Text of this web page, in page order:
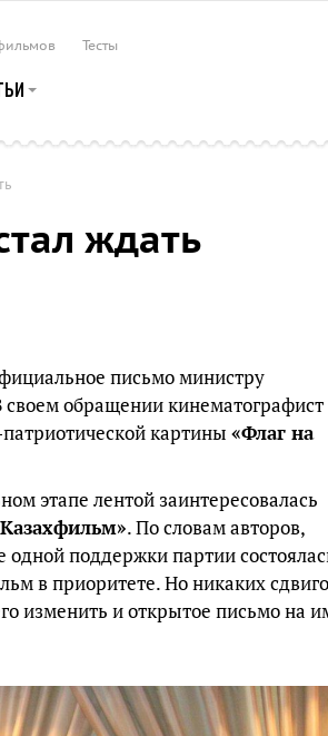
Тесты
ждать
письмо министру
своем обращении кинематографист
картины «Флаг на
этапе лентой заинтересовалась
. По словам авторов,
поддержки партии
в приоритете. Но никаких
изменить и открытое письмо на